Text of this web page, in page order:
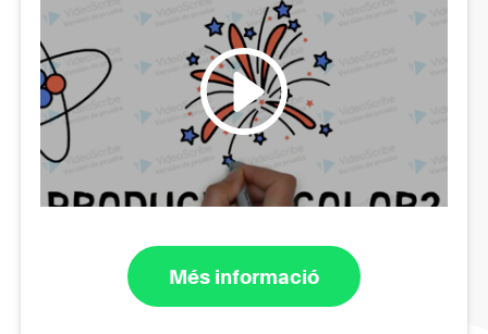
Més informació